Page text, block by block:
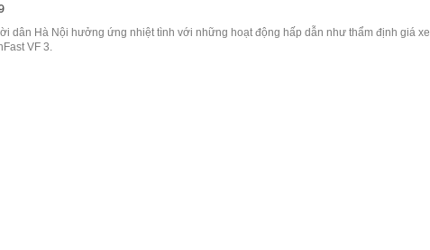
dân Hà Nội hưởng ứng nhiệt tình với những hoạt động hấp dẫn như thẩm định giá xe
VF 3.